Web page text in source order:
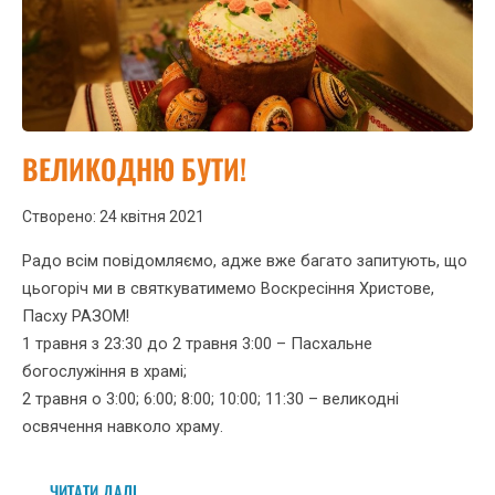
ВЕЛИКОДНЮ БУТИ!
Створено: 24 квітня 2021
Радо всім повідомляємо, адже вже багато запитують, що
цьогоріч ми в святкуватимемо Воскресіння Христове,
Пасху РАЗОМ!
1 травня з 23:30 до 2 травня 3:00 – Пасхальне
богослужіння в храмі;
2 травня о 3:00; 6:00; 8:00; 10:00; 11:30 – великодні
освячення навколо храму.